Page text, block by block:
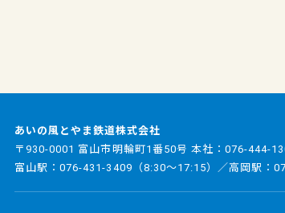
あいの風とやま鉄道株式会社
〒930-0001 富山市明輪町1番50号 本社： 076-444-
富山駅：076-431-3409 （8:30～17:15）／高岡駅：